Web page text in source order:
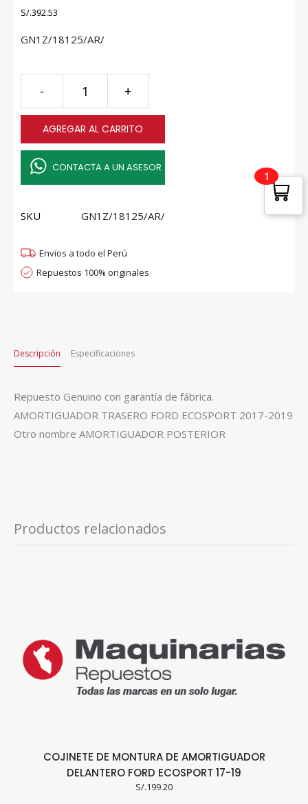
S/.392.53
GN1Z/18125/AR/
-
TRASERO
FORD
ECOSPORT
17-
19
quantity
+
AGREGAR AL CARRITO
CONTACTA A UN ASESOR
SKU GN1Z/18125/AR/
Envios a todo el Perú
Repuestos 100% originales
Descripción Especificaciones
Repuesto Genuino con garantía de fábrica.
AMORTIGUADOR TRASERO FORD ECOSPORT 2017-2019
Otro nombre AMORTIGUADOR POSTERIOR
Productos relacionados
COJINETE DE MONTURA DE AMORTIGUADOR
DELANTERO FORD ECOSPORT 17-19
S/.199.20
1